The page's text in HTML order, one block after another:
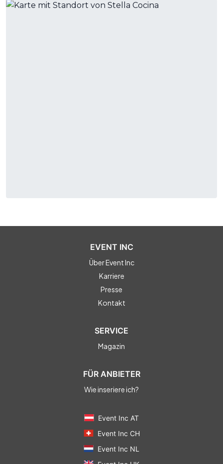
EVENT INC
Über Event Inc
Karriere
Presse
Kontakt
SERVICE
Magazin
FÜR ANBIETER
Wie inseriere ich?
Event Inc AT
Event Inc CH
Event Inc NL